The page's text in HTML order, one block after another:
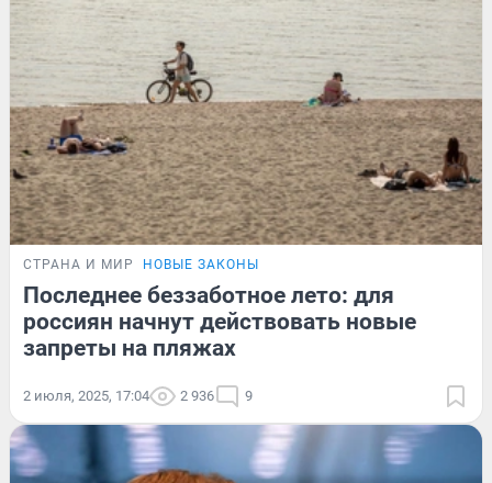
СТРАНА И МИР НОВЫЕ ЗАКОНЫ
Последнее беззаботное лето: для
россиян начнут действовать новые
запреты на пляжах
2 июля, 2025, 17:04 2 936 9